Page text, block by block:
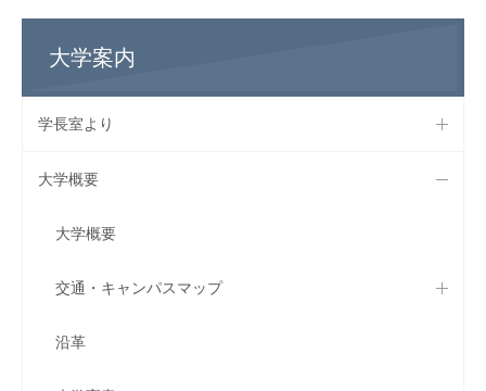
大学案内
学長室より
大学概要
大学概要
交通・キャンパスマップ
沿革